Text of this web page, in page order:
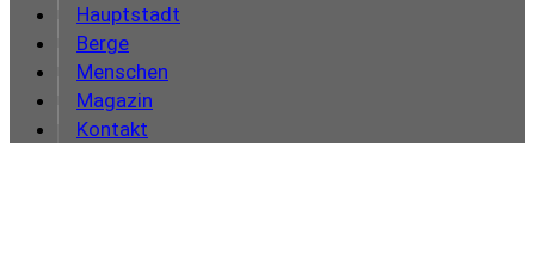
Hauptstadt
Berge
Menschen
Magazin
Kontakt